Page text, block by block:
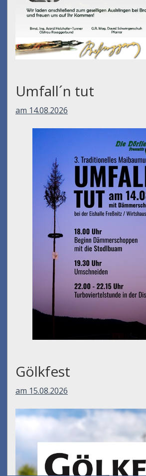
Umfall´n tut
am 14.08.2026
Gölkfest
am 15.08.2026